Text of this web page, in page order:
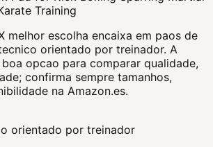
Training
melhor escolha encaixa em paos de
orientado por treinador. A
opcao para comparar qualidade,
confirma sempre tamanhos,
na Amazon.es.
orientado por treinador